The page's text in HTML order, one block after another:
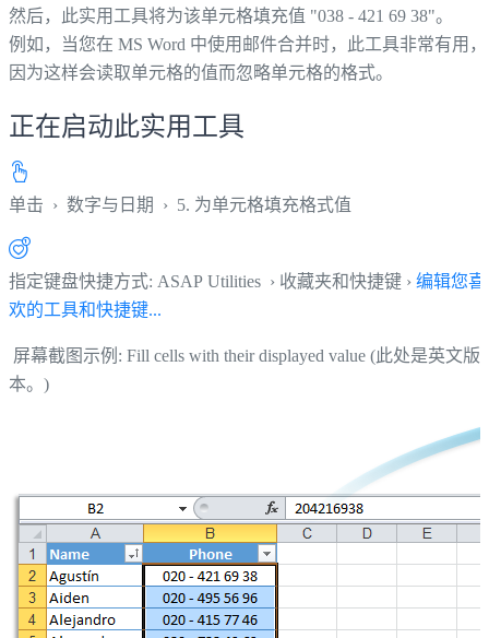
然后，此实用工具将为该单元格填充值 "038 - 421 69 38"。
例如，当您在 MS Word 中使用邮件合并时，此工具非常有用，
因为这样会读取单元格的值而忽略单元格的格式。
正在启动此实用工具
单击 › 数字与日期 › 5. 为单元格填充格式值
指定键盘快捷方式: ASAP Utilities › 收藏夹和快捷键 › 编辑您喜
欢的工具和快捷键...
屏幕截图示例: Fill cells with their displayed value (此处是英文版
本。)